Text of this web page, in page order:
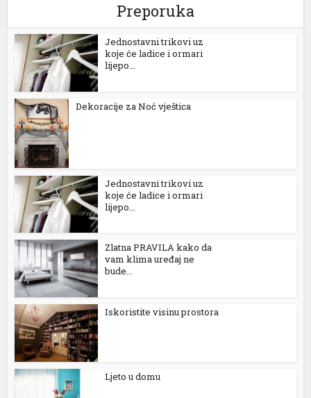
Preporuka
Jednostavni trikovi uz
koje će ladice i ormari
lijepo...
Dekoracije za Noć vještica
Jednostavni trikovi uz
koje će ladice i ormari
lijepo...
Zlatna PRAVILA kako da
vam klima uređaj ne
bude...
Iskoristite visinu prostora
Ljeto u domu